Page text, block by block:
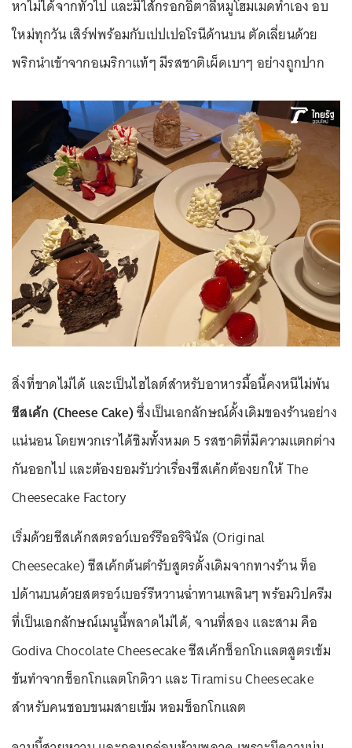
หาไม่ได้จากทั่วไป และมีไส้กรอกอิตาลีหมูโฮมเมดทำเอง อบ
ใหม่ทุกวัน เสิร์ฟพร้อมกับเปปเปอโรนีด้านบน ตัดเลี่ยนด้วย
พริกนำเข้าจากอเมริกาแท้ๆ มีรสชาติเผ็ดเบาๆ อย่างถูกปาก
สิ่งที่ขาดไม่ได้ และเป็นไฮไลต์สำหรับอาหารมื้อนี้คงหนีไม่พ้น
ชีสเค้ก (Cheese Cake)ซึ่งเป็นเอกลักษณ์ดั้งเดิมของร้านอย่าง
แน่นอน โดยพวกเราได้ชิมทั้งหมด 5 รสชาติที่มีความแตกต่าง
กันออกไป และต้องยอมรับว่าเรื่องชีสเค้กต้องยกให้ The
Cheesecake Factory
เริ่มด้วยชีสเค้กสตรอว์เบอร์รีออริจินัล (Original
Cheesecake) ชีสเค้กต้นตำรับสูตรดั้งเดิมจากทางร้าน ท็อ
ปด้านบนด้วยสตรอว์เบอร์รีหวานฉ่ำทานเพลินๆ พร้อมวิปครีม
ที่เป็นเอกลักษณ์เมนูนี้พลาดไม่ได้, จานที่สอง และสาม คือ
Godiva Chocolate Cheesecake ชีสเค้กช็อกโกแลตสูตรเข้ม
ข้นทำจากช็อกโกแลตโกดิวา และ Tiramisu Cheesecake
สำหรับคนชอบขนมสายเข้ม หอมช็อกโกแลต